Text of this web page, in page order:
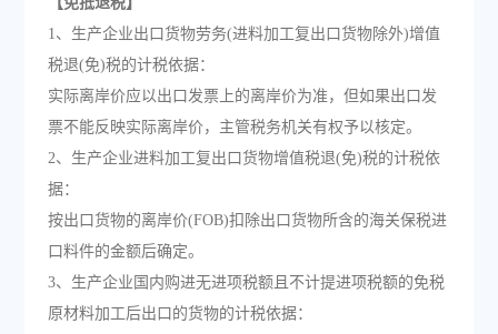
1、生产企业出口货物劳务(进料加工复出口货物除外)增值
税退(免)税的计税依据：
实际离岸价应以出口发票上的离岸价为准，但如果出口发
票不能反映实际离岸价，主管税务机关有权予以核定。
2、生产企业进料加工复出口货物增值税退(免)税的计税依
据：
按出口货物的离岸价(FOB)扣除出口货物所含的海关保税进
口料件的金额后确定。
3、生产企业国内购进无进项税额且不计提进项税额的免税
原材料加工后出口的货物的计税依据：